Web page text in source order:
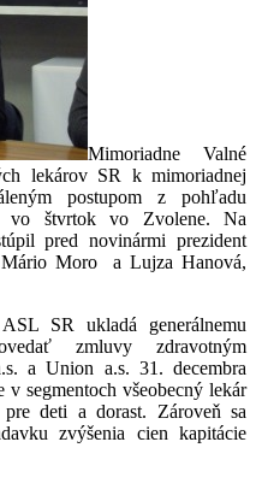
Mimoriadne Valné
lekárov SR k mimoriadnej
postupom z pohľadu
vo štvrtok vo Zvolene. Na
pred novinármi prezident
Mário Moro a Lujza Hanová,
SR ukladá generálnemu
zmluvy zdravotným
a Union a.s. 31. decembra
segmentoch všeobecný lekár
deti a dorast. Zároveň sa
zvýšenia cien kapitácie